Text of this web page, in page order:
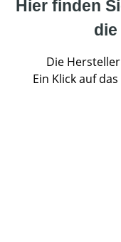
Hier finden
Die
Ein Klick auf